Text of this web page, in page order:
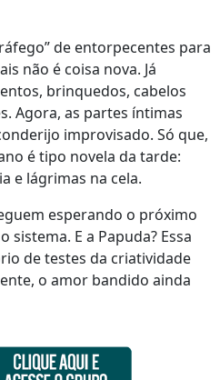
de entorpecentes para
não é coisa nova. Já
brinquedos, cabelos
Agora, as partes íntimas
improvisado. Só que,
é tipo novela da tarde:
e lágrimas na cela.
esperando o próximo
E a Papuda? Essa
de testes da criatividade
o amor bandido ainda